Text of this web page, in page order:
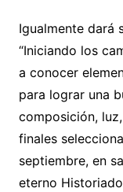
Igualmente dará
“Iniciando los
a conocer
para lograr una
composición,
finales
septiembre, en
eterno